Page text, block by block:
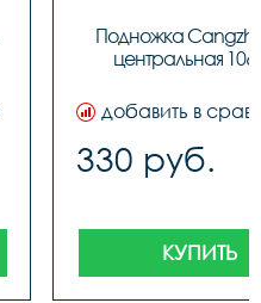
Подножка
центральная
добавить в
330 руб.
КУПИТЬ